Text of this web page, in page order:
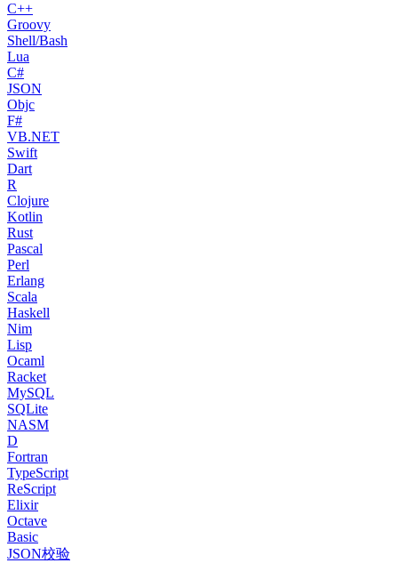
C++
Groovy
Shell/Bash
Lua
C#
JSON
Objc
F#
VB.NET
Swift
Dart
R
Clojure
Kotlin
Rust
Pascal
Perl
Erlang
Scala
Haskell
Nim
Lisp
Ocaml
Racket
MySQL
SQLite
NASM
D
Fortran
TypeScript
ReScript
Elixir
Octave
Basic
JSON校验